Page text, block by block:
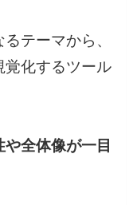
テーマから、
覚化するツール
全体像が一目